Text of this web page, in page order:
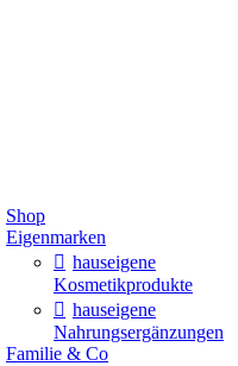
Shop
Eigenmarken
hauseigene
Kosmetikprodukte
hauseigene
Nahrungsergänzungen
Familie & Co